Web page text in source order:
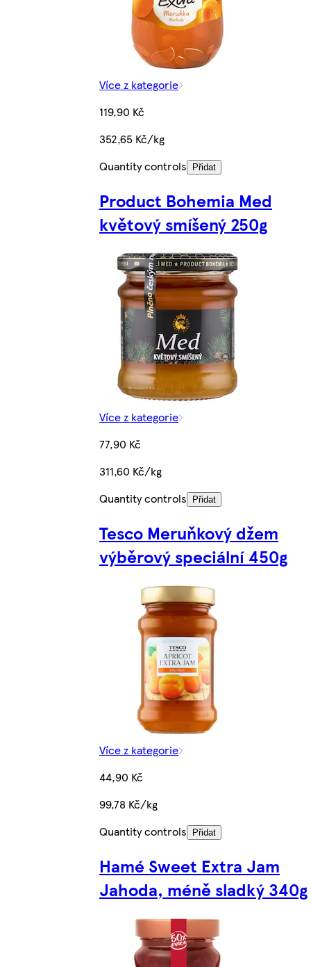
Více z kategorie
119,90 Kč
352,65 Kč/kg
Quantity controls
Přidat
Product Bohemia Med
květový smíšený 250g
Více z kategorie
77,90 Kč
311,60 Kč/kg
Quantity controls
Přidat
Tesco Meruňkový džem
výběrový speciální 450g
Více z kategorie
44,90 Kč
99,78 Kč/kg
Quantity controls
Přidat
Hamé Sweet Extra Jam
Jahoda, méně sladký 340g